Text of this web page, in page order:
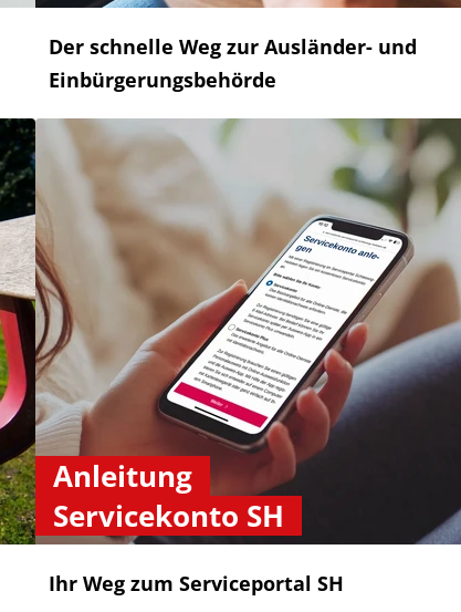
Der schnelle Weg zur Ausländer- und
Einbürgerungsbehörde
Anleitung
Servicekonto SH
Ihr Weg zum Serviceportal SH